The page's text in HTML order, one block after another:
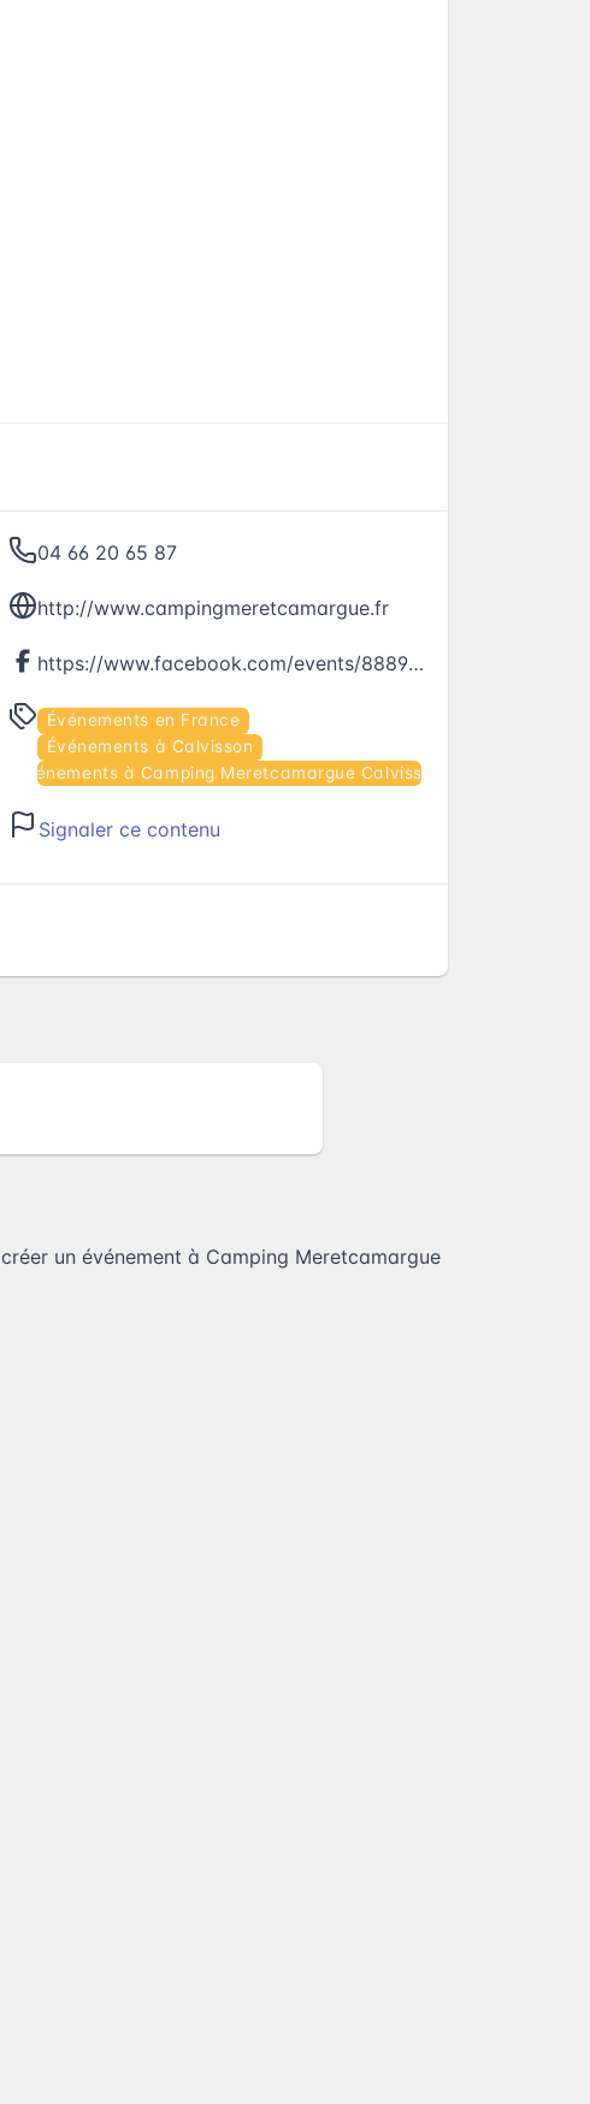
04 66 20 65 87
http://www.campingmeretcamargue.fr
https://www.facebook.com/events/888921841238445
Événements en France
Événements à Calvisson
Événements à Camping Meretcamargue Calvisson
Signaler ce contenu
créer un événement à Camping Meretcamargue